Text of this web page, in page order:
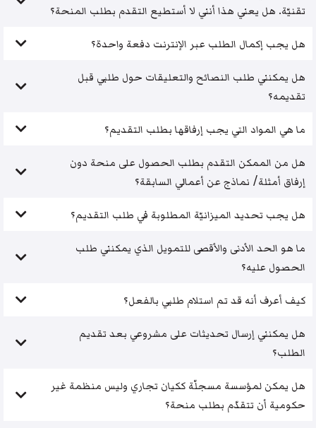
تقنيّة. هل يعني هذا أنني لا أستطيع التقدم بطلب المنحة؟
هل يجب إكمال الطلب عبر الإنترنت دفعة واحدة؟
هل يمكنني طلب النصائح والتعليقات حول طلبي قبل
تقديمه؟
ما هي المواد التي يجب إرفاقها بطلب التقديم؟
هل من الممكن التقدم بطلب الحصول على منحة دون
إرفاق أمثلة/ نماذج عن أعمالي السابقة؟
هل يجب تحديد الميزانيّة المطلوبة في طلب التقديم؟
ما هو الحد الأدنى والأقصى للتمويل الذي يمكنني طلب
الحصول عليه؟
كيف أعرف أنه قد تم استلام طلبي بالفعل؟
هل يمكنني إرسال تحديثات على مشروعي بعد تقديم
الطلب؟
هل يمكن لمؤسسة مسجلّة ككيان تجاري وليس منظمة غير
حكومية أن تتقدّم بطلب منحة؟